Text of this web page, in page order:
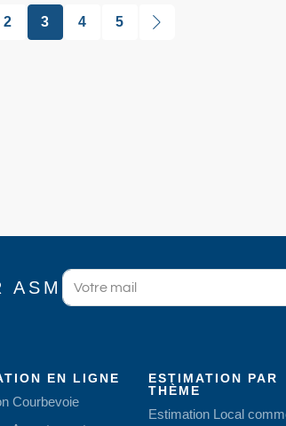
2 3 4 5
ASM
EN LIGNE
Courbevoie
ESTIMATION PAR
THÈME
Estimation Local